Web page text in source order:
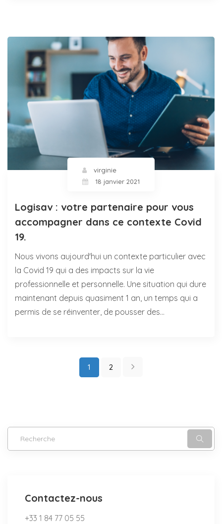
virginie
18 janvier 2021
Logisav : votre partenaire pour vous
accompagner dans ce contexte Covid
19.
Nous vivons aujourd'hui un contexte particulier avec
la Covid 19 qui a des impacts sur la vie
professionnelle et personnelle. Une situation qui dure
maintenant depuis quasiment 1 an, un temps qui a
permis de se réinventer, de pousser des…
1 2
Contactez-nous
+33 1 84 77 05 55